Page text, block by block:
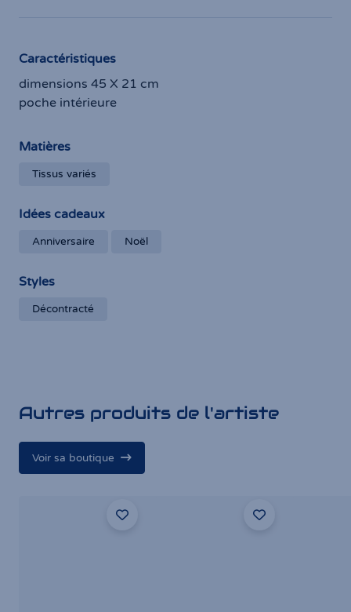
Caractéristiques
dimensions 45 X 21 cm
poche intérieure
Matières
Tissus variés
Idées cadeaux
Anniversaire Noël
Styles
Décontracté
Autres produits de l'artiste
Voir sa boutique